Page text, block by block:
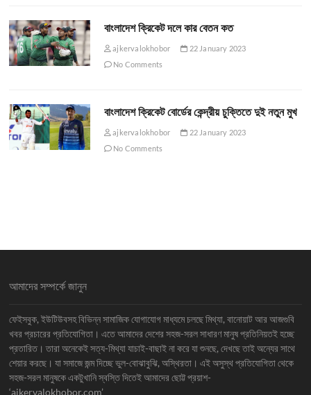
বাংলাদেশ ক্রিকেট দলে কার বেতন কত
ajkervalokhobor
22 January 2023
No Comments
বাংলাদেশ ক্রিকেট বোর্ডের কেন্দ্রীয় চুক্তিতে দুই নতুন মুখ
ajkervalokhobor
22 January 2023
No Comments
আমাদের সম্পর্কে জানুন
ফেইসবুক, ইউটিউবসহ বিভিন্ন সামাজিক যোগাযোগ মাধ্যমে চলছে মিথ্যা, বানোয়াট আর আজগুবি
খবর প্রচারের প্রতিযোগিতা। এতে আমাদের দেশের সহজ-সরল সাধারণ মানুষ প্রতিনিয়তই হচ্ছে
প্রতারিত। তারা অনেকেই সত্য-মিথ্যা যাচাই-বাছাই না করে যা শুনছে, দেখছে তাই অন্যের সাথে
শেয়ার করছে। যা সমাজে জন্ম দিচ্ছে ভুল-বোঝাবুঝি, অস্থিরতা। এই অসুস্থ প্রতিযোগিতা থেকে
সহজ-সরল মানুষকে একটুখানি স্বস্তি দিতেই আমাদের ছোট্ট প্রয়াশ-
‘ajkervalokhobor.com’